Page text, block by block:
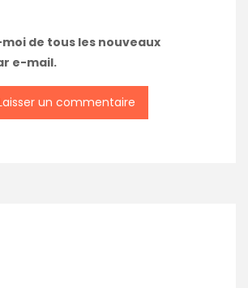
de tous les nouveaux
e-mail.